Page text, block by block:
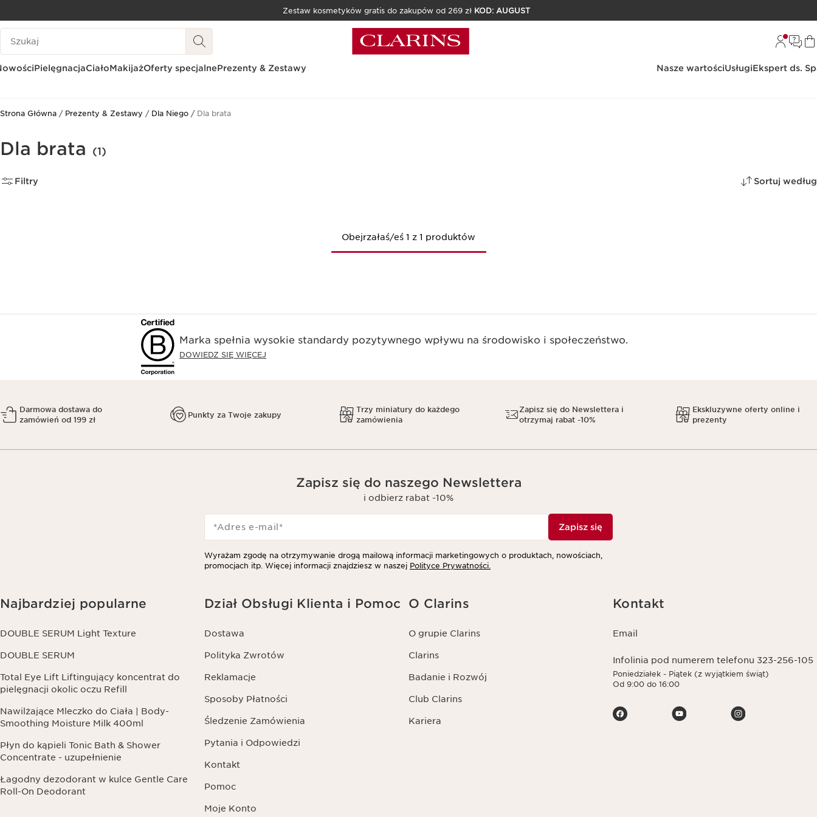
PRZEJDŹ DO TREŚCI
Zestaw kosmetyków gratis do zakupów od 269 zł KOD: AUGUST
Historia wyszukiwania
PielęgnacjaCiałoMakijażOferty specjalnePrezenty & Zestawy Nasze wartościUsługiEkspert ds.
Strona Główna Prezenty & Zestawy Dla Niego Dla brata
Dla brata (1)
Filtry Sortuj według
Obejrzałaś/eś 1 z 1 produktów
Marka spełnia wysokie standardy pozytywnego wpływu na środowisko i społeczeństwo.​
DOWIEDZ SIĘ WIĘCEJ
Darmowa dostawa do
zamówień od 199 zł
Punkty za Twoje zakupy
Trzy miniatury do każdego
zamówienia
Zapisz się do Newslettera i
otrzymaj rabat -10%
Ekskluzywne oferty online i
prezenty
Zapisz się do naszego Newslettera
i odbierz rabat -10%
*Adres e-mail * Zapisz się
Wyrażam zgodę na otrzymywanie drogą mailową informacji marketingowych o produktach, nowościach,
promocjach itp. Więcej informacji znajdziesz w naszej Polityce Prywatności.
Najbardziej popularne
DOUBLE SERUM Light Texture
DOUBLE SERUM
Total Eye Lift Liftingujący koncentrat do
pielęgnacji okolic oczu Refill
Nawilżające Mleczko do Ciała | Body-
Smoothing Moisture Milk 400ml
Płyn do kąpieli Tonic Bath & Shower
Concentrate - uzupełnienie
Łagodny dezodorant w kulce Gentle Care
Roll-On Deodorant
Dział Obsługi Klienta i Pomoc
Dostawa
Polityka Zwrotów
Reklamacje
Sposoby Płatności
Śledzenie Zamówienia
Pytania i Odpowiedzi
Kontakt
Pomoc
Moje Konto
O Clarins
O grupie Clarins
Clarins
Badanie i Rozwój
Club Clarins
Kariera
Kontakt
Email
Infolinia pod numerem telefonu 323-256-105
Poniedziałek - Piątek (z wyjątkiem świąt)
Od 9:00 do 16:00